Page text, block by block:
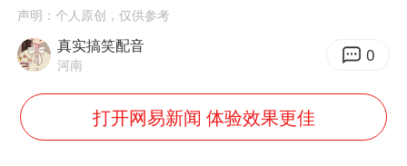
浙江台州《告全体市民书》
声明：个人原创，仅供参考
真实搞笑配音
河南 0
打开网易新闻 体验效果更佳